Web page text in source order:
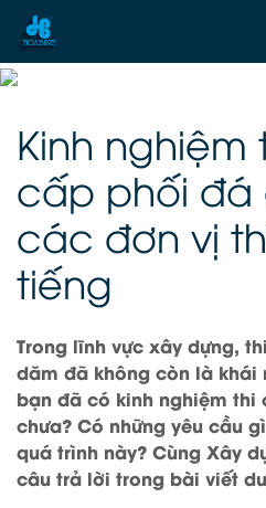
Kinh
cấp phối đá
các đơn vị
tiếng
Trong lĩnh vực xây dựng,
dăm đã không còn là khái
bạn đã có kinh nghiệm
chưa? Có những yêu cầu
quá trình này? Cùng Xây
câu trả lời trong bài viết